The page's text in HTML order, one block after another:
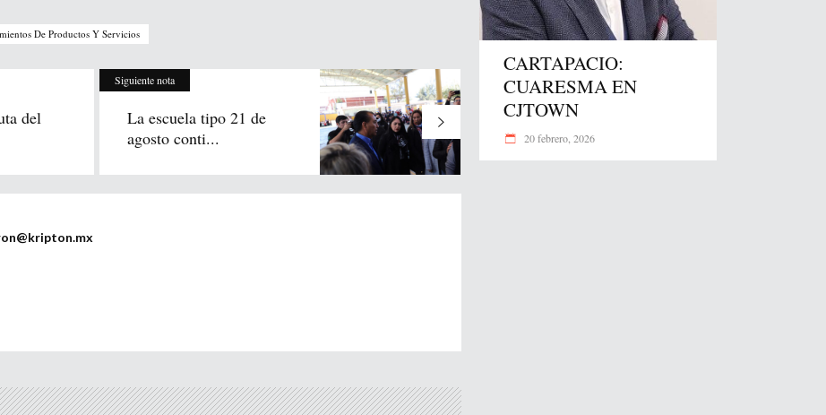
De Productos Y Servicios
del
Siguiente nota
La escuela tipo 21 de
agosto conti...
CARTAPACIO:
CUARESMA EN
CJTOWN
20 febrero, 2026